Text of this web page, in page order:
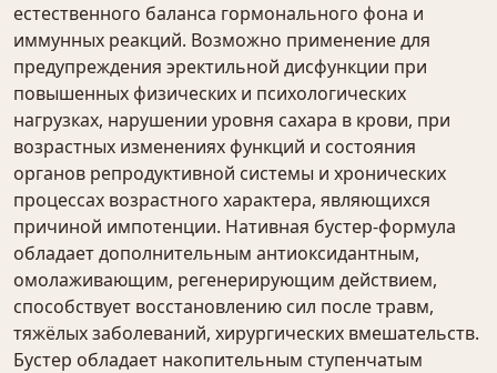
естественного баланса гормонального фона и
иммунных реакций. Возможно применение для
предупреждения эректильной дисфункции при
повышенных физических и психологических
нагрузках, нарушении уровня сахара в крови, при
возрастных изменениях функций и состояния
органов репродуктивной системы и хронических
процессах возрастного характера, являющихся
причиной импотенции. Нативная бустер-формула
обладает дополнительным антиоксидантным,
омолаживающим, регенерирующим действием,
способствует восстановлению сил после травм,
тяжёлых заболеваний, хирургических вмешательств.
Бустер обладает накопительным ступенчатым